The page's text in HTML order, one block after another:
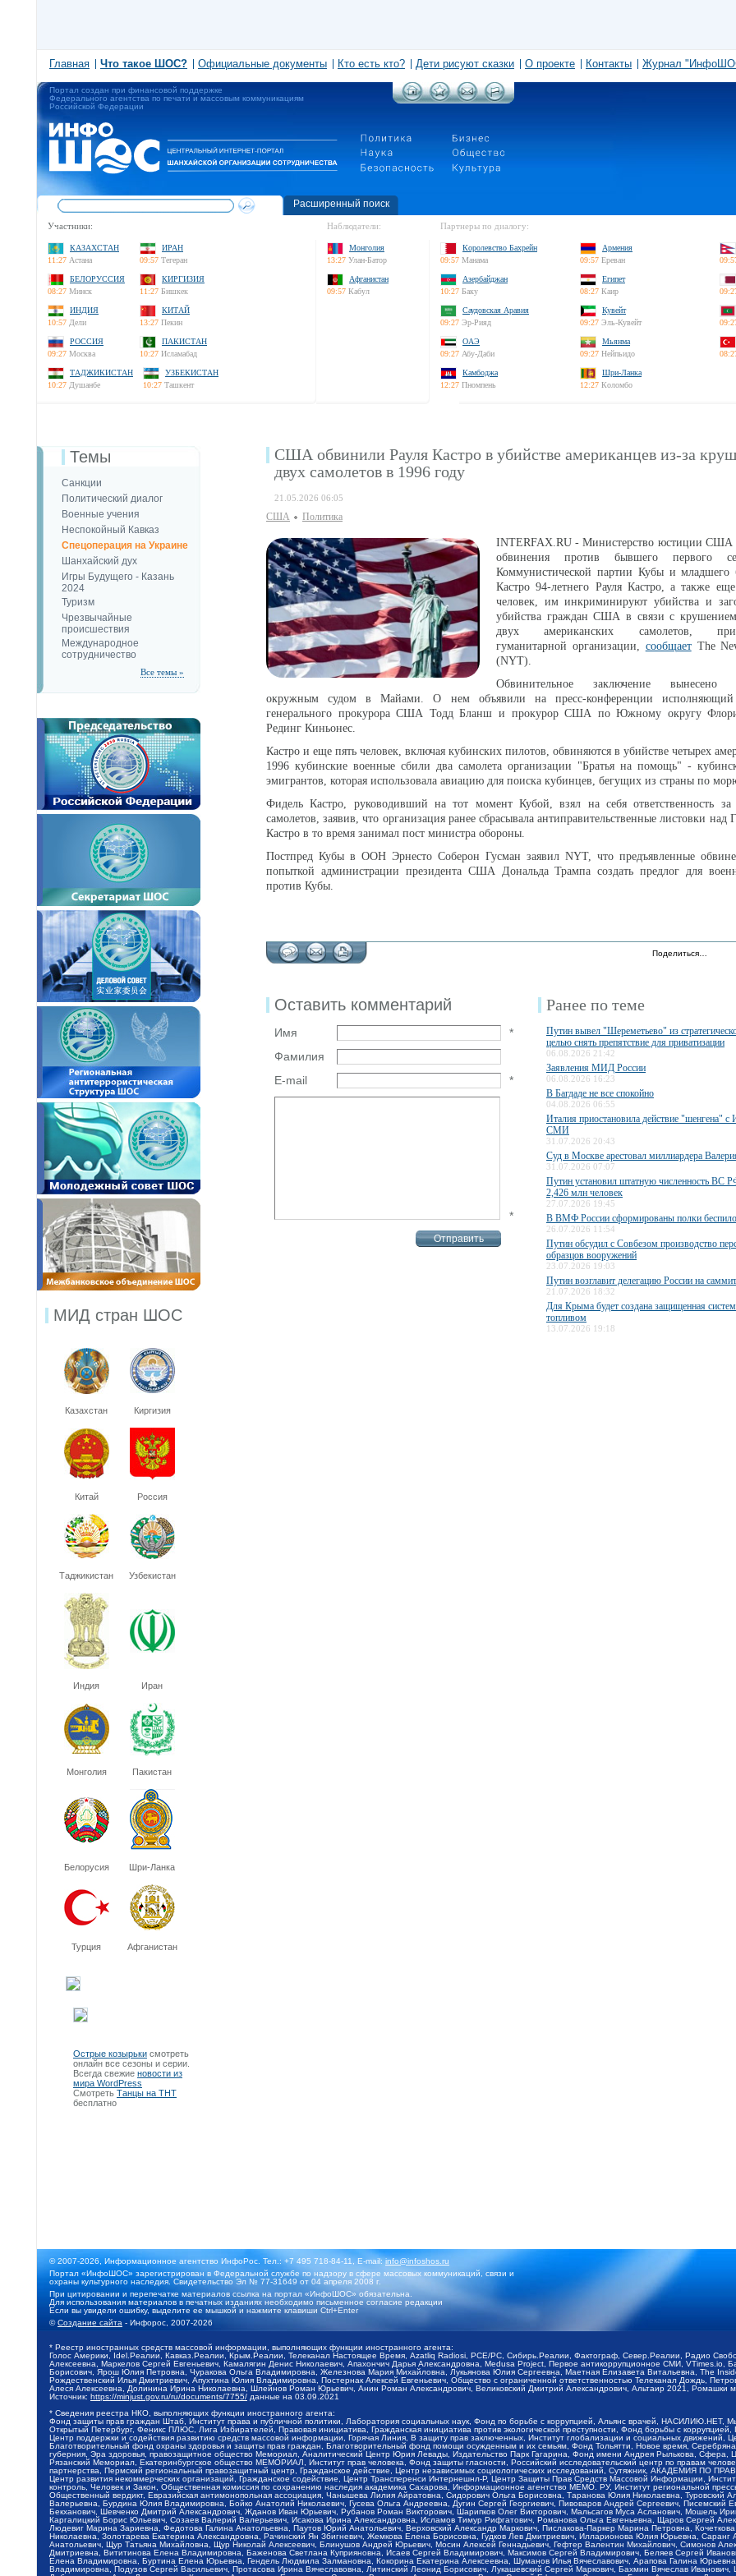
Главная Что такое ШОС? Официальные документы Кто есть кто? Дети рисуют сказки О проекте Контакты Журнал
Портал создан при финансовой поддержке
Федерального агентства по печати и массовым коммуникациям
Российской Федерации
Расширенный поиск
Участники:
КАЗАХСТАН
11:27 Астана
ИРАН
09:57 Тегеран
БЕЛОРУССИЯ
08:27 Минск
КИРГИЗИЯ
11:27 Бишкек
ИНДИЯ
10:57 Дели
КИТАЙ
13:27 Пекин
РОССИЯ
09:27 Москва
ПАКИСТАН
10:27 Исламабад
ТАДЖИКИСТАН
10:27 Душанбе
УЗБЕКИСТАН
10:27 Ташкент
Наблюдатели:
Монголия
13:27 Улан-Батор
Афганистан
09:57 Кабул
Партнеры по диалогу:
Королевство Бахрейн
09:57 Манама
Армения
09:57 Ереван
Азербайджан
10:27 Баку
Египет
08:27 Каир
Саудовская Аравия
09:27 Эр-Рияд
Кувейт
09:27 Эль-Кувейт
ОАЭ
09:27 Абу-Даби
Мьянма
09:27 Нейпьидо
Камбоджа
12:27 Пномпень
Шри-Ланка
12:27 Коломбо
Темы
Санкции
Политический диалог
Военные учения
Неспокойный Кавказ
Спецоперация на Украине
Шанхайский дух
Игры Будущего - Казань
2024
Туризм
Чрезвычайные
происшествия
Международное
сотрудничество
Все темы »
МИД стран ШОС
Казахстан Киргизия
Китай Россия
Таджикистан Узбекистан
Индия Иран
Монголия Пакистан
Белорусия Шри-Ланка
Турция Афганистан
Острые козырьки смотреть
онлайн все сезоны и серии.
Всегда свежие новости из
мира WordPress
Смотреть Танцы на ТНТ
бесплатно
США обвинили Рауля Кастро в убийстве американцев из-за
двух самолетов в 1996 году
21.05.2026 06:05
США Политика
INTERFAX.RU - Министерство юстиции США
обвинения против бывшего первого
Коммунистической партии Кубы и младшего
Кастро 94-летнего Рауля Кастро, а также
человек, им инкриминируют убийства и
убийства граждан США в связи с
двух американских самолетов,
гуманитарной организации, сообщаетThe
(NYT).
Обвинительное заключение вынесено
окружным судом в Майами. О нем объявили на пресс-конференции исполняющий
генерального прокурора США Тодд Бланш и прокурор США по Южному округу
Рединг Киньонес.
Кастро и еще пять человек, включая кубинских пилотов, обвиняются в убийстве четырех
1996 кубинские военные сбили два самолета организации "Братья на помощь" -
эмигрантов, которая использовала авиацию для поиска кубинцев, бегущих из страны по
Фидель Кастро, руководивший на тот момент Кубой, взял на себя ответственность за
самолетов, заявив, что организация ранее сбрасывала антиправительственные листовки над
Кастро в то время занимал пост министра обороны.
Постпред Кубы в ООН Эрнесто Соберон Гусман заявил NYT, что предъявленные
попыткой администрации президента США Дональда Трампа создать предлог для
против Кубы.
Поделиться…
Оставить комментарий
Имя
*
Фамилия
E-mail
*
*
Ранее по теме
Путин вывел "Шереметьево" из
целью снять препятствие для приватизации
06.08.2026 21:42
Заявления МИД России
06.08.2026 16:23
В Багдаде не все спокойно
04.08.2026 06:55
Италия приостановила действие "шенгена" с
СМИ
31.07.2026 20:43
Суд в Москве арестовал миллиардера
31.07.2026 07:07
Путин установил штатную численность ВС
2,426 млн человек
27.07.2026 19:45
В ВМФ России сформированы полки
26.07.2026 11:54
Путин обсудил с Совбезом производство
образцов вооружений
23.07.2026 19:03
Путин возглавит делегацию России на
21.07.2026 18:32
Для Крыма будет создана защищенная
топливом
13.07.2026 19:18
© 2007-2026, Информационное агентство ИнфоРос. Тел.: +7 495 718-84-11, E-mail:info@infoshos.ru
Портал «ИнфоШОС» зарегистрирован в Федеральной службе по надзору в сфере массовых коммуникаций, связи и
охраны культурного наследия. Свидетельство Эл № 77-31649 от 04 апреля 2008 г.
При цитировании и перепечатке материалов ссылка на портал «ИнфоШОС» обязательна.
Для использования материалов в печатных изданиях необходимо письменное согласие редакции
Если вы увидели ошибку, выделите ее мышкой и нажмите клавиши Ctrl+Enter
©Создание сайта - Инфорос, 2007-2026
* Реестр иностранных средств массовой информации, выполняющих функции иностранного агента:
Голос Америки, Idel.Реалии, Кавказ.Реалии, Крым.Реалии, Телеканал Настоящее Время, Azatliq Radiosi, PCE/PC, Сибирь.Реалии, Фактограф, Север.Реалии, Радио
Алексеевна, Маркелов Сергей Евгеньевич, Камалягин Денис Николаевич, Апахончич Дарья Александровна, Medusa Project, Первое антикоррупционное СМИ,
Борисович, Ярош Юлия Петровна, Чуракова Ольга Владимировна, Железнова Мария Михайловна, Лукьянова Юлия Сергеевна, Маетная Елизавета Витальевна, The
Рождественский Илья Дмитриевич, Апухтина Юлия Владимировна, Постернак Алексей Евгеньевич, Общество с ограниченной ответственностью Телеканал Дождь,
Алеся Алексеевна, Долинина Ирина Николаевна, Шлейнов Роман Юрьевич, Анин Роман Александрович, Великовский Дмитрий Александрович, Альтаир 2021, Ромашки
Источник: https://minjust.gov.ru/ru/documents/7755/ данные на 03.09.2021
* Сведения реестра НКО, выполняющих функции иностранного агента:
Фонд защиты прав граждан Штаб, Институт права и публичной политики, Лаборатория социальных наук, Фонд по борьбе с коррупцией, Альянс врачей,
Открытый Петербург, Феникс ПЛЮС, Лига Избирателей, Правовая инициатива, Гражданская инициатива против экологической преступности, Фонд борьбы с
Центр поддержки и содействия развитию средств массовой информации, Горячая Линия, В защиту прав заключенных, Институт глобализации и социальных
Благотворительный фонд охраны здоровья и защиты прав граждан, Благотворительный фонд помощи осужденным и их семьям, Фонд Тольятти, Новое время,
губерния, Эра здоровья, правозащитное общество Мемориал, Аналитический Центр Юрия Левады, Издательство Парк Гагарина, Фонд имени Андрея Рылькова,
Рязанский Мемориал, Екатеринбургское общество МЕМОРИАЛ, Институт прав человека, Фонд защиты гласности, Российский исследовательский центр по правам
партнерства, Пермский региональный правозащитный центр, Гражданское действие, Центр независимых социологических исследований, Сутяжник, АКАДЕМИЯ ПО
Центр развития некоммерческих организаций, Гражданское содействие, Центр Трансперенси Интернешнл-Р, Центр Защиты Прав Средств Массовой Информации,
контроль, Человек и Закон, Общественная комиссия по сохранению наследия академика Сахарова, Информационное агентство МЕМО. РУ, Институт региональной
Общественный вердикт, Евразийская антимонопольная ассоциация, Чанышева Лилия Айратовна, Сидорович Ольга Борисовна, Таранова Юлия Николаевна, Туровский
Валерьевна, Бурдина Юлия Владимировна, Бойко Анатолий Николаевич, Гусева Ольга Андреевна, Дугин Сергей Георгиевич, Пивоваров Андрей Сергеевич, Писемский
Бекханович, Шевченко Дмитрий Александрович, Жданов Иван Юрьевич, Рубанов Роман Викторович, Шарипков Олег Викторович, Мальсагов Муса Асланович, Мошель
Каргалицкий Борис Юльевич, Созаев Валерий Валерьевич, Исакова Ирина Александровна, Исламов Тимур Рифгатович, Романова Ольга Евгеньевна, Щаров Сергей
Людевиг Марина Зариевна, Федотова Галина Анатольевна, Паутов Юрий Анатольевич, Верховский Александр Маркович, Пислакова-Паркер Марина Петровна,
Николаевна, Золотарева Екатерина Александровна, Рачинский Ян Збигневич, Жемкова Елена Борисовна, Гудков Лев Дмитриевич, Илларионова Юлия Юрьевна,
Анатольевич, Щур Татьяна Михайловна, Щур Николай Алексеевич, Блинушов Андрей Юрьевич, Мосин Алексей Геннадьевич, Гефтер Валентин Михайлович, Симонов
Дмитриевна, Вититинова Елена Владимировна, Баженова Светлана Куприяновна, Исаев Сергей Владимирович, Максимов Сергей Владимирович, Беляев Сергей
Елена Владимировна, Буртина Елена Юрьевна, Гендель Людмила Залмановна, Кокорина Екатерина Алексеевна, Шуманов Илья Вячеславович, Арапова Галина
Владимировна, Подузов Сергей Васильевич, Протасова Ирина Вячеславовна, Литинский Леонид Борисович, Лукашевский Сергей Маркович, Бахмин Вячеслав